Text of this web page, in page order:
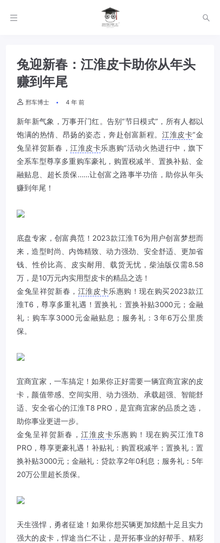
兔迎新春：江淮皮卡助你从年头
赚到年尾
邢车博士 4 年 前
新年新气象，万事开门红。告别“节日模式”，所有人都以
饱满的热情、昂扬的姿态，奔赴创富新程。江淮皮卡“金
兔呈祥贺新春，江淮皮卡乐惠购”活动火热进行中，旗下
全系车型尊享多重购车豪礼，购置税减半、置换补贴、金
融贴息、超长质保……让创富之路事半功倍，助你从年头
赚到年尾！
底盘专家，创富典范！2023款江淮T6为用户创富梦想而
来，造型时尚、内饰精致、动力强劲、安全舒适、更加省
钱、性价比高、皮实耐用、载货无忧，柴油版仅需8.58
万，是10万元内实用型皮卡的精品之选！
金兔呈祥贺新春， 江淮皮卡乐惠购！现在购买2023款江
淮T6，尊享多重礼遇！置换礼：置换补贴3000元；金融
礼：购车享3000元金融贴息；服务礼：3年6万公里质
保。
宜商宜家，一车搞定！如果你正好需要一辆宜商宜家的皮
卡，颜值带感、空间实用、动力强劲、承载超强、智能舒
适、安全省心的江淮T8 PRO，是宜商宜家的品质之选，
助你事业更进一步。
金兔呈祥贺新春，江淮皮卡乐惠购！现在购买江淮T8
PRO，尊享更豪礼遇！补贴礼：购置税减半；置换礼：置
换补贴3000元；金融礼：贷款享2年0利息；服务礼：5年
20万公里超长质保。
天生强悍，勇者征途！如果你想买辆更加炫酷十足且实力
强大的皮卡，悍途当仁不让，是开拓事业的好帮手、精彩